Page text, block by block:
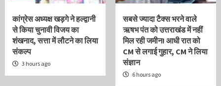
कांग्रेस अध्यक्ष खड़गे ने हल्द्वानी
से किया चुनावी विजय का
शंखनाद, सत्ता में लौटने का लिया
संकल्प
3 hours ago
सबसे ज्यादा टैक्स भरने वाले
ऋषभ पंत को उत्तराखंड में नहीं
मिल रही जमीन! आधी रात को
CM से लगाई गुहार, CM ने लिया
संज्ञान
6 hours ago